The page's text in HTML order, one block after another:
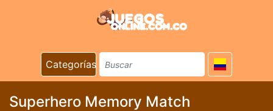
Categorías
Superhero Memory Match